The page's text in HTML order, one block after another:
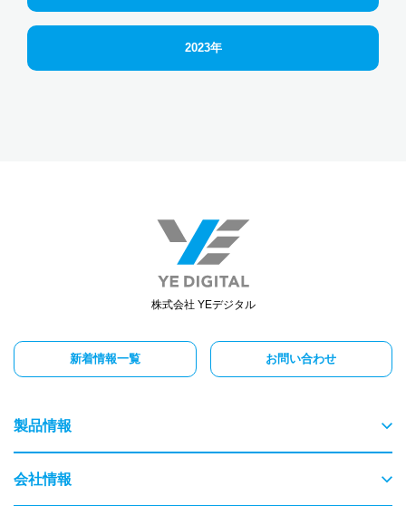
2023年
株式会社 YEデジタル
新着情報一覧 お問い合わせ
製品情報
物流
会社情報